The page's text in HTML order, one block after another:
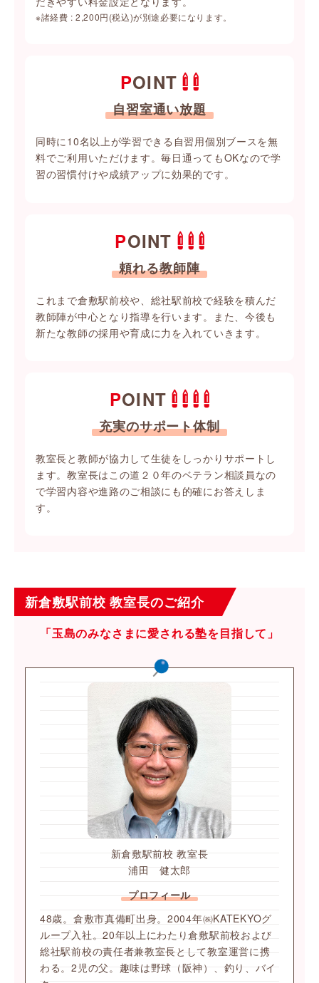
※諸経費 : 2,200円(税込)が別途必要になります。
POINT
自習室通い放題
同時に10名以上が学習できる自習用個別ブースを無
料でご利用いただけます。毎日通ってもOKなので学
習の習慣付けや成績アップに効果的です。
POINT
頼れる教師陣
これまで倉敷駅前校や、総社駅前校で経験を積んだ
教師陣が中心となり指導を行います。また、今後も
新たな教師の採用や育成に力を入れていきます。
POINT
充実のサポート体制
教室長と教師が協力して生徒をしっかりサポートし
ます。教室長はこの道２０年のベテラン相談員なの
で学習内容や進路のご相談にも的確にお答えしま
す。
新倉敷駅前校 教室長のご紹介
「玉島のみなさまに愛される塾を目指して」
新倉敷駅前校 教室長
浦田 健太郎
プロフィール
48歳。倉敷市真備町出身。2004年㈱KATEKYOグ
ループ入社。20年以上にわたり倉敷駅前校および
総社駅前校の責任者兼教室長として教室運営に携
わる。2児の父。趣味は野球（阪神）、釣り、バイ